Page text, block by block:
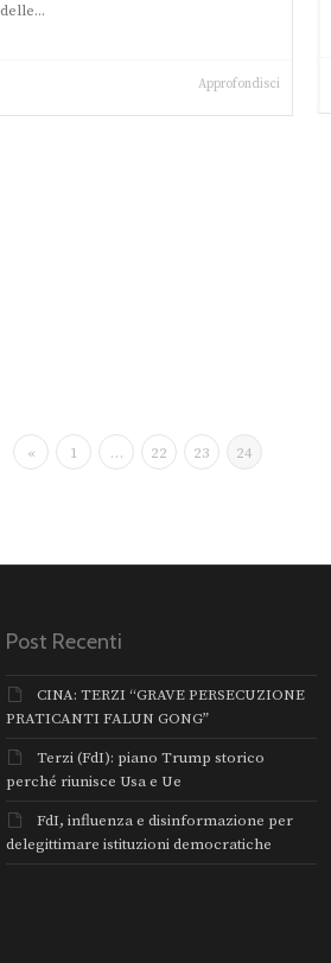
delle...
Approfondisci
« 1 … 22 23 24
Post Recenti
CINA: TERZI “GRAVE PERSECUZIONE
PRATICANTI FALUN GONG”
Terzi (FdI): piano Trump storico
perché riunisce Usa e Ue
FdI, influenza e disinformazione per
delegittimare istituzioni democratiche